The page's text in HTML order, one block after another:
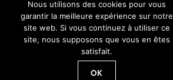
Nous utilisons des cookies pour vous
garantir la meilleure expérience sur notre
site web. Si vous continuez à utiliser ce
site, nous supposons que vous en êtes
satisfait.
OK